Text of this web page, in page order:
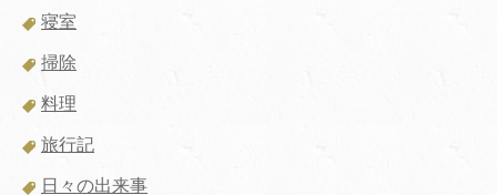
寝室
掃除
料理
旅行記
日々の出来事